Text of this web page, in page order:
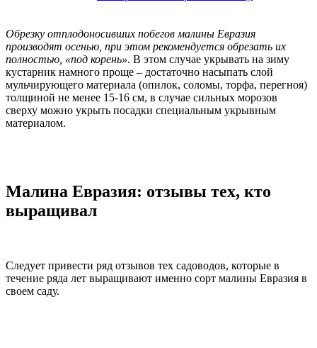
Обрезку отплодоносивших побегов малины Евразия
производят осенью, при этом рекомендуется обрезать их
полностью, «под корень». В этом случае укрывать на зиму
кустарник намного проще – достаточно насыпать слой
мульчирующего материала (опилок, соломы, торфа, перегноя)
толщиной не менее 15-16 см, в случае сильных морозов
сверху можно укрыть посадки специальным укрывным
материалом.
Малина Евразия: отзывы тех, кто
выращивал
Следует привести ряд отзывов тех садоводов, которые в
течение ряда лет выращивают именно сорт малины Евразия в
своем саду.